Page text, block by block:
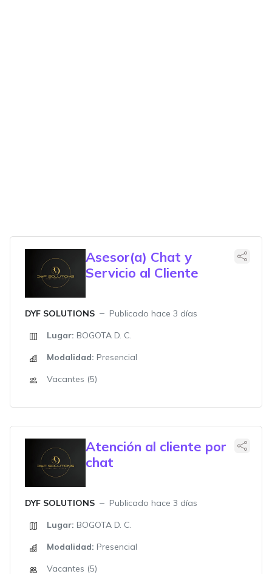
Asesor(a) Chat y
Servicio al Cliente
DYF SOLUTIONS
Publicado hace 3 días
Lugar: BOGOTA D. C.
Modalidad: Presencial
Vacantes (5)
Atención al cliente por
chat
DYF SOLUTIONS
Publicado hace 3 días
Lugar: BOGOTA D. C.
Modalidad: Presencial
Vacantes (5)